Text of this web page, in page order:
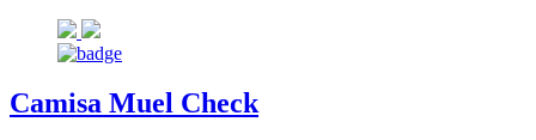
Camisa Muel Check